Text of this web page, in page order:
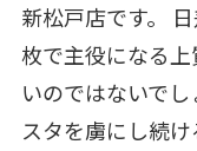
新松戸店です。
枚で主役になる
いのではないで
スタを虜にし続